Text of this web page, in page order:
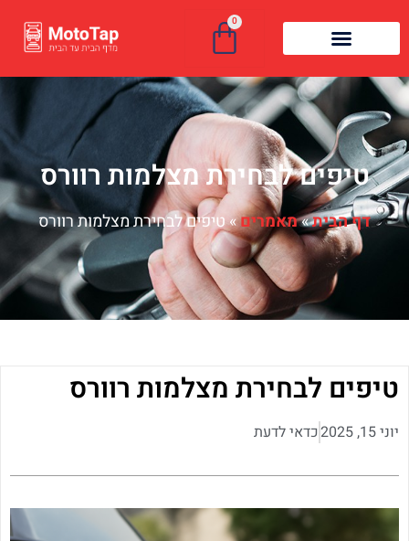
0
טיפים לבחירת מצלמות רוורס
דף הבית»מאמרים»טיפים לבחירת מצלמות רוורס
טיפים לבחירת מצלמות רוורס
יוני 15, 2025 כדאי לדעת